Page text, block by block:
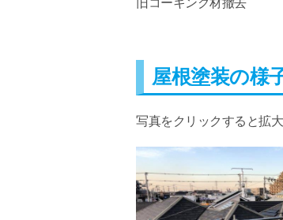
旧コーキング材撤去
屋根塗装の様
写真をクリックすると拡大